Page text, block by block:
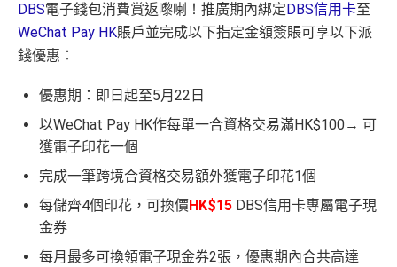
DBS電子錢包消費賞返嚟喇！推廣期內綁定 DBS信用卡至
WeChat Pay HK賬戶並完成以下指定金額簽賬可享以下派
錢優惠：
優惠期：即日起至5月22日
以WeChat Pay HK作每單一合資格交易滿HK$100→ 可
獲電子印花一個
完成一筆跨境合資格交易額外獲電子印花1個
每儲齊4個印花，可換價 HK$15 DBS信用卡專屬電子現
金券
每月最多可換領電子現金券2張，優惠期內合共高達